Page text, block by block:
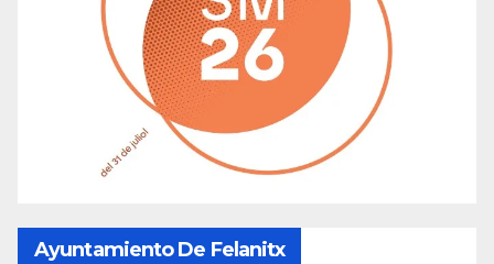
Ayuntamiento De Felanitx